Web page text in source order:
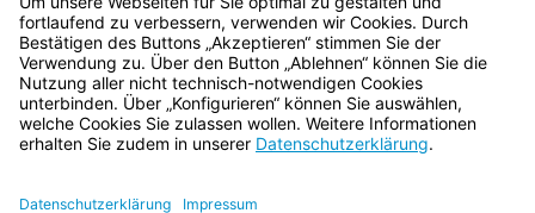
2.
die Geschäftsführung.
Bayern.de
BayernPortal
Impressum